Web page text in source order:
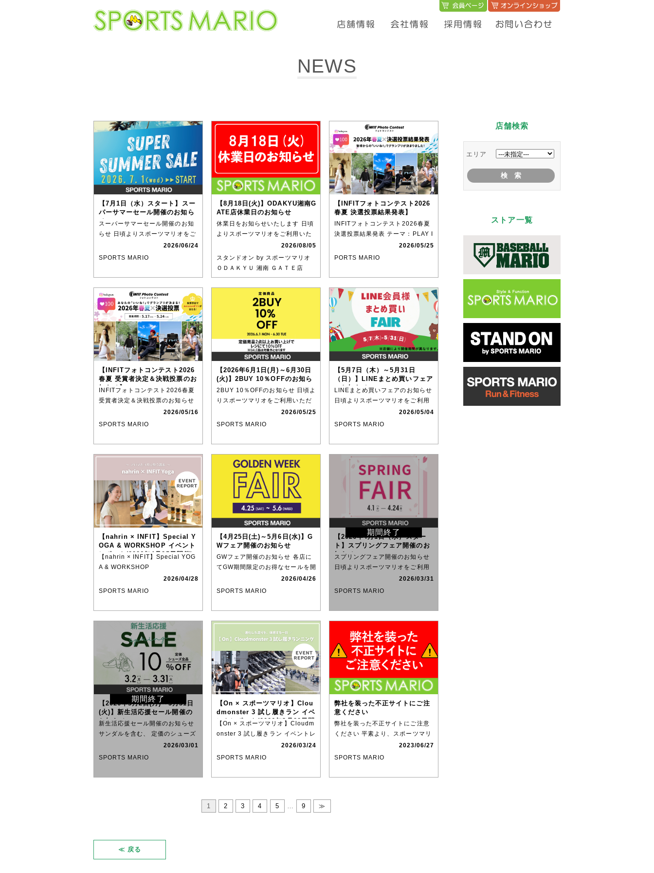
NEWS
【7月1日（水）スタート】スー
パーサマーセール開催のお知ら
せ
スーパーサマーセール開催のお知
らせ 日頃よりスポーツマリオをご
利用いただきありがとうござ2026/06/24
SPORTS MARIO
【8月18日(火)】ODAKYU湘南G
ATE店休業日のお知らせ
休業日をお知らせいたします 日頃
よりスポーツマリオをご利用いた
だき、誠にありがとうござい2026/08/05
スタンドオン by スポーツマリオ
ＯＤＡＫＹＵ 湘南 ＧＡＴＥ店
【INFITフォトコンテスト2026
春夏 決選投票結果発表】
INFITフォトコンテスト2026春夏
決選投票結果発表 テーマ：PLAY I
2026/05/25
PORTS MARIO
【INFITフォトコンテスト2026
春夏 受賞者決定＆決戦投票のお
知らせ】
INFITフォトコンテスト2026春夏
受賞者決定＆決戦投票のお知らせ
2026/05/16
SPORTS MARIO
【2026年6月1日(月)～6月30日
(火)】2BUY 10％OFFのお知ら
せ
2BUY 10％OFFのお知らせ 日頃よ
りスポーツマリオをご利用いただ
2026/05/25
SPORTS MARIO
【5月7日（木）～5月31日
（日）】LINEまとめ買いフェア
のお知らせ
LINEまとめ買いフェアのお知らせ
日頃よりスポーツマリオをご利用
いただきありがとうござ2026/05/04
SPORTS MARIO
【nahrin × INFIT】Special Y
OGA & WORKSHOP イベント
レポート(2026年4月25日開催)
【nahrin × INFIT】Special YOG
A & WORKSHOP
2026/04/28
SPORTS MARIO
【4月25日(土)～5月6日(水)】G
Wフェア開催のお知らせ
GWフェア開催のお知らせ 各店に
てGW期間限定のお得なセールを開
催中です。 定価のシュー2026/04/26
SPORTS MARIO
【2026年4月1日（水）スター
ト】スプリングフェア開催のお
知らせ
スプリングフェア開催のお知らせ
日頃よりスポーツマリオをご利用
いただきありがとうございま2026/03/31
SPORTS MARIO
期間終了
【2026年3月2日(月)～3月31日
(火)】新生活応援セール開催の
お知らせ
新生活応援セール開催のお知らせ
サンダルを含む、 定価のシューズ
が全ブランド10％OFF2026/03/01
SPORTS MARIO
期間終了
【On × スポーツマリオ】Clou
dmonster 3 試し履きラン イベ
ントレポート(2026年3月22日開
【On × スポーツマリオ】Cloudm
onster 3 試し履きラン イベントレ
2026/03/24
SPORTS MARIO
弊社を装った不正サイトにご注
意ください
弊社を装った不正サイトにご注意
ください 平素より、スポーツマリ
オをご利用いただきありがと2023/06/27
SPORTS MARIO
1 2 3 4 5 … 9 ≫
≪ 戻る
店舗検索
エリア
ストア一覧